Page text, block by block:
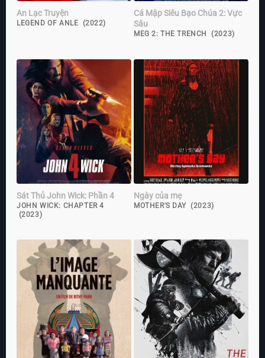
An Lạc Truyện
LEGEND OF ANLE (2022)
Cá Mập Siêu Bạo Chúa 2: Vực
Sâu
MEG 2: THE TRENCH (2023)
Sát Thủ John Wick: Phần 4
JOHN WICK: CHAPTER 4
(2023)
Ngày của mẹ
MOTHER'S DAY (2023)